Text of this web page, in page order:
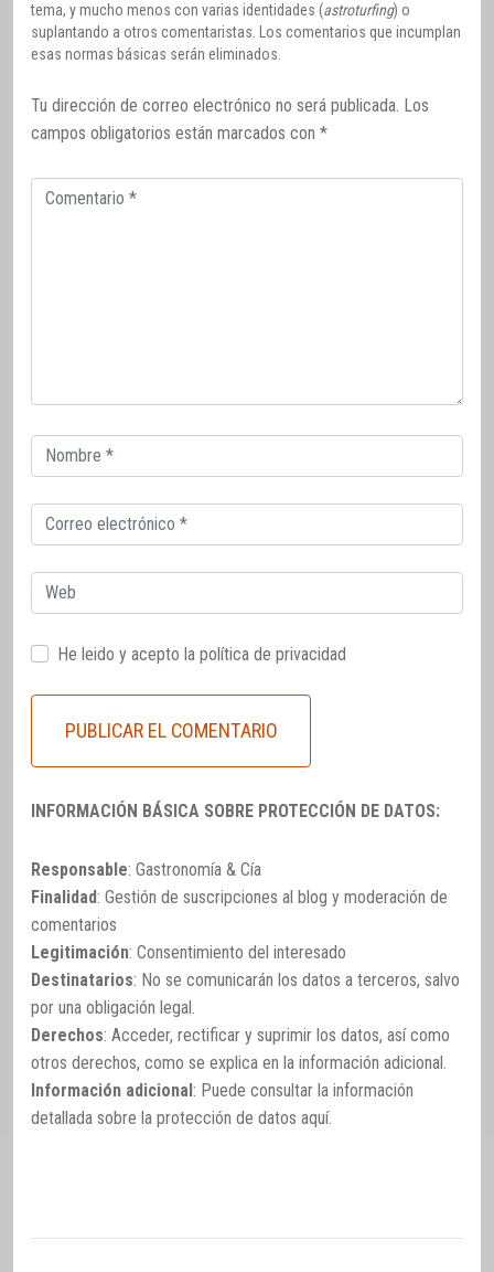
tema, y mucho menos con varias identidades (astroturfing) o
suplantando a otros comentaristas. Los comentarios que incumplan
esas normas básicas serán eliminados.
Tu dirección de correo electrónico no será publicada. Los
campos obligatorios están marcados con *
Comentario
Correo
electrónico
Correo
electrónico
Web
He leido y acepto la política de privacidad
INFORMACIÓN BÁSICA SOBRE PROTECCIÓN DE DATOS:
Responsable: Gastronomía & Cía
Finalidad: Gestión de suscripciones al blog y moderación de
comentarios
Legitimación: Consentimiento del interesado
Destinatarios: No se comunicarán los datos a terceros, salvo
por una obligación legal.
Derechos: Acceder, rectificar y suprimir los datos, así como
otros derechos, como se explica en la información adicional.
Información adicional: Puede consultar la información
detallada sobre la protección de datos aquí.